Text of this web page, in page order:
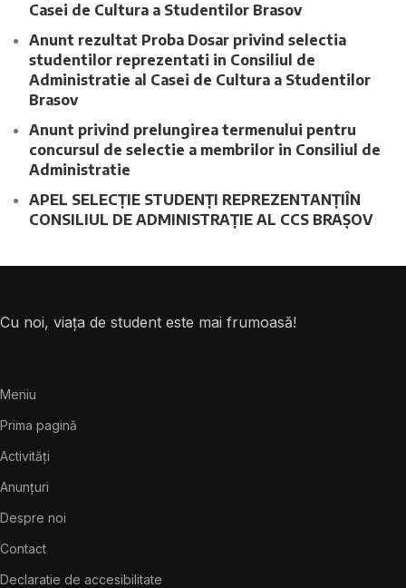
Casei de Cultura a Studentilor Brasov
Anunt rezultat Proba Dosar privind selectia
studentilor reprezentati in Consiliul de
Administratie al Casei de Cultura a Studentilor
Brasov
Anunt privind prelungirea termenului pentru
concursul de selectie a membrilor in Consiliul de
Administratie
APEL SELECȚIE STUDENȚI REPREZENTANȚIÎN
CONSILIUL DE ADMINISTRAȚIE AL CCS BRAȘOV
Cu noi, viața de student este mai frumoasă!
Meniu
Prima pagină
Activități
Anunțuri
Despre noi
Contact
Declaratie de accesibilitate